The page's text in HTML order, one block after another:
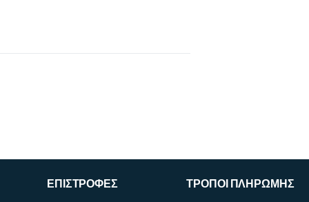
ΕΠΙΣΤΡΟΦΕΣ ΤΡΟΠΟΙ ΠΛΗΡΩΜΗΣ